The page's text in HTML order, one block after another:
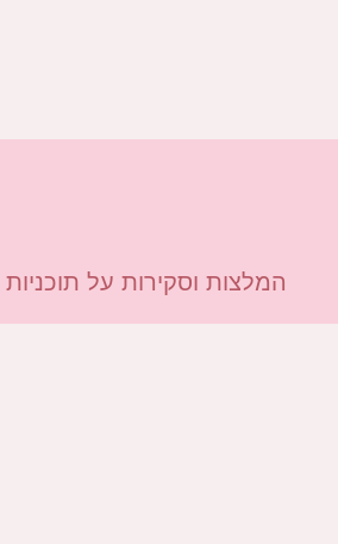
המלצות וסקירות על תוכניות